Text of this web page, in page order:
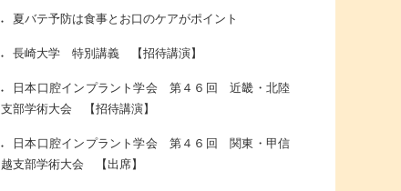
夏バテ予防は食事とお口のケアがポイント
長崎大学 特別講義 【招待講演】
日本口腔インプラント学会 第４６回 近畿・北陸
支部学術大会 【招待講演】
日本口腔インプラント学会 第４６回 関東・甲信
越支部学術大会 【出席】